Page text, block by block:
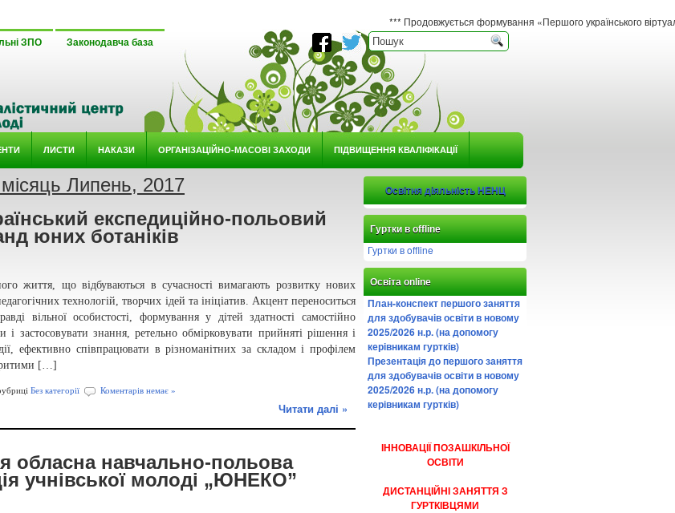
*** Продовжується формування «Першого українського віртуального
ЗПО Законодавча база
ЛИСТИ НАКАЗИ ОРГАНІЗАЦІЙНО-МАСОВІ ЗАХОДИ ПІДВИЩЕННЯ КВАЛІФІКАЦІЇ
Липень, 2017
експедиційно-польовий
юних ботаніків
життя, що відбуваються в сучасності вимагають розвитку нових
технологій, творчих ідей та ініціатив. Акцент переноситься
вільної особистості, формування у дітей здатності самостійно
і застосовувати знання, ретельно обмірковувати прийняті рішення і
ефективно співпрацювати в різноманітних за складом і профілем
[…]
Без категорії Коментарів немає »
Читати далі »
обласна навчально-польова
учнівської молоді „ЮНЕКО”
Освітня діяльність НЕНЦ
Гуртки в offline
Гуртки в offline
Освіта online
План-конспект першого заняття
для здобувачів освіти в новому
2025/2026 н.р. (на допомогу
керівникам гуртків)
Презентація до першого заняття
для здобувачів освіти в новому
2025/2026 н.р. (на допомогу
керівникам гуртків)
ІННОВАЦІЇ ПОЗАШКІЛЬНОЇ
ОСВІТИ
ДИСТАНЦІЙНІ ЗАНЯТТЯ З
ГУРТКІВЦЯМИ